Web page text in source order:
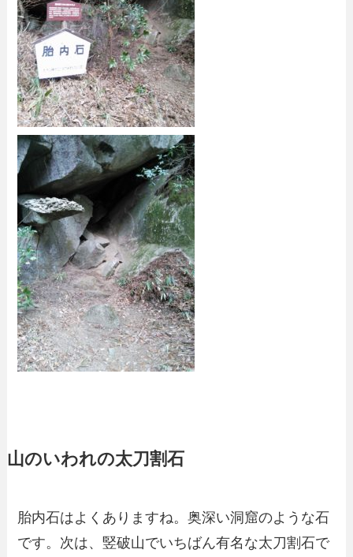
山のいわれの太刀割石
胎内石はよくありますね。奥深い洞窟のような石
です。次は、竪破山でいちばん有名な太刀割石で